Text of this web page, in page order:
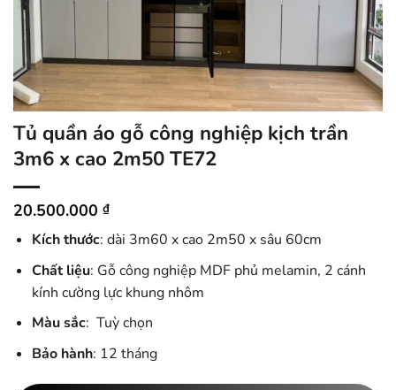
Tủ quần áo gỗ công nghiệp kịch trần
3m6 x cao 2m50 TE72
20.500.000 ₫
Kích thước: dài 3m60 x cao 2m50 x sâu 60cm
Chất liệu: Gỗ công nghiệp MDF phủ melamin, 2 cánh
kính cường lực khung nhôm
Màu sắc: Tuỳ chọn
Bảo hành: 12 tháng